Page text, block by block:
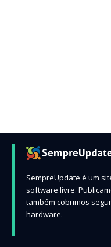
SempreUpdate é um
software livre.
também cobrimos
hardware.